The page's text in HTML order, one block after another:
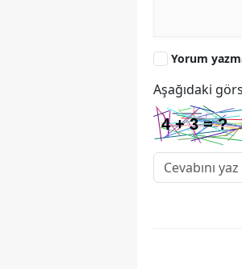
Yorum
Aşağıdaki